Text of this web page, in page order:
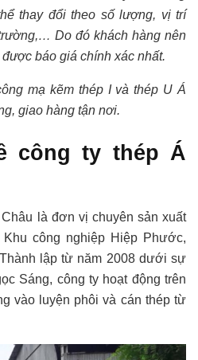
thay đổi theo số lượng, vị trí
Do đó khách hàng nên
báo giá chính xác nhất.
mạ kẽm thép I và thép U Á
giao hàng tận nơi.
công ty thép Á
là đơn vị chuyên sản xuất
công nghiệp Hiệp Phước,
lập từ năm 2008 dưới sự
Sáng, công ty hoạt động trên
vào luyện phôi và cán thép từ